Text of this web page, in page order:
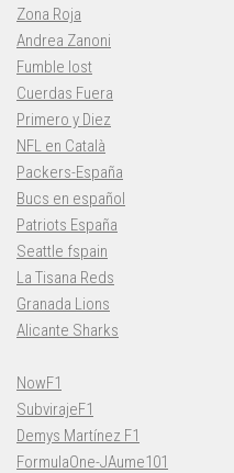
Zona Roja
Andrea Zanoni
Fumble lost
Cuerdas Fuera
Primero y Diez
NFL en Català
Packers-España
Bucs en español
Patriots España
Seattle fspain
La Tisana Reds
Granada Lions
Alicante Sharks
NowF1
SubvirajeF1
Demys Martínez F1
FormulaOne-JAume101